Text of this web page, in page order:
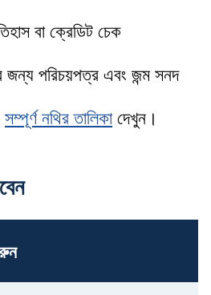
বা ক্রেডিট চেক
জন্য পরিচয়পত্র এবং জন্ম সনদ
সম্পূর্ণ নথির তালিকাদেখুন।